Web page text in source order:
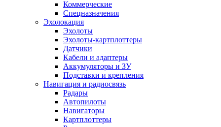
Коммерческие
Спецназначения
Эхолокация
Эхолоты
Эхолоты-картплоттеры
Датчики
Кабели и адаптеры
Аккумуляторы и ЗУ
Подставки и крепления
Навигация и радиосвязь
Радары
Автопилоты
Навигаторы
Картплоттеры